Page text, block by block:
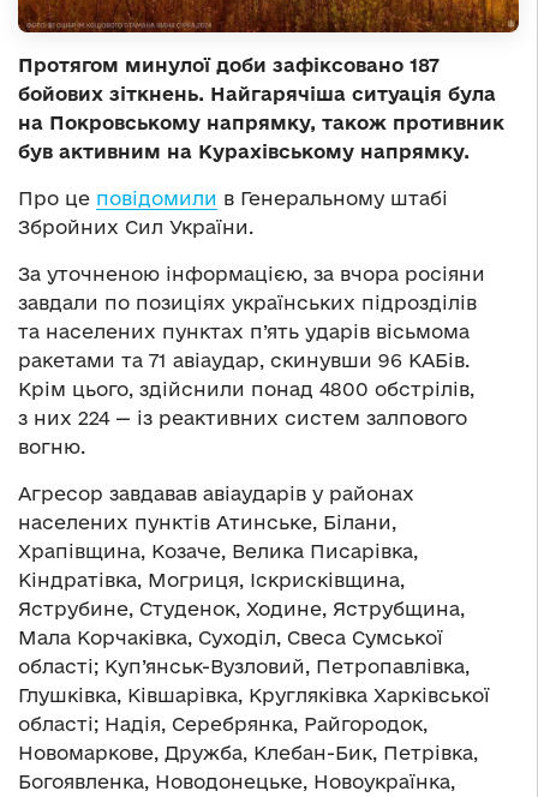
Протягом минулої доби зафіксовано 187
бойових зіткнень. Найгарячіша ситуація була
на Покровському напрямку, також противник
був активним на Курахівському напрямку.
Про це повідомили в Генеральному штабі
Збройних Сил України.
За уточненою інформацією, за вчора росіяни
завдали по позиціях українських підрозділів
та населених пунктах п’ять ударів вісьмома
ракетами та 71 авіаудар, скинувши 96 КАБів.
Крім цього, здійснили понад 4800 обстрілів,
з них 224 — із реактивних систем залпового
вогню.
Агресор завдавав авіаударів у районах
населених пунктів Атинське, Білани,
Храпівщина, Козаче, Велика Писарівка,
Кіндратівка, Могриця, Іскрисківщина,
Яструбине, Студенок, Ходине, Яструбщина,
Мала Корчаківка, Суходіл, Свеса Сумської
області; Куп’янськ-Вузловий, Петропавлівка,
Глушківка, Ківшарівка, Кругляківка Харківської
області; Надія, Серебрянка, Райгородок,
Новомаркове, Дружба, Клебан-Бик, Петрівка,
Богоявленка, Новодонецьке, Новоукраїнка,